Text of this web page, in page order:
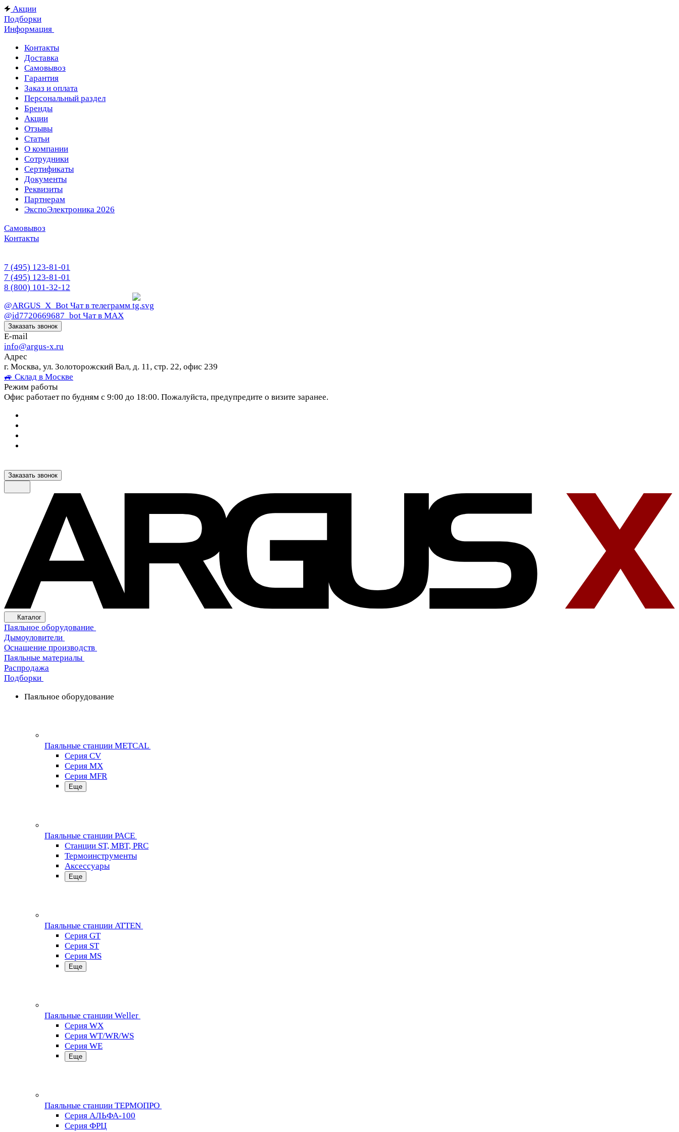
Акции
Подборки
Информация
Контакты
Доставка
Самовывоз
Гарантия
Заказ и оплата
Персональный раздел
Бренды
Акции
Отзывы
Статьи
О компании
Сотрудники
Сертификаты
Документы
Реквизиты
Партнерам
ЭкспоЭлектроника 2026
Самовывоз
Контакты
7 (495) 123-81-01
7 (495) 123-81-01
8 (800) 101-32-12
@ARGUS_X_Bot Чат в телеграмм
@id7720669687_bot Чат в МАХ
Заказать звонок
E-mail
info@argus-x.ru
Адрес
г. Москва, ул. Золоторожский Вал, д. 11, стр. 22, офис 239
🚙 Склад в Москве
Режим работы
Офис работает по будням с 9:00 до 18:00. Пожалуйста, предупредите о визите заранее.
Заказать звонок
Каталог
Паяльное оборудование
Дымоуловители
Оснащение производств
Паяльные материалы
Распродажа
Подборки
Паяльное оборудование
Паяльные станции METCAL
Серия CV
Серия MX
Серия MFR
Еще
Паяльные станции PACE
Станции ST, MBT, PRC
Термоинструменты
Аксессуары
Еще
Паяльные станции ATTEN
Серия GT
Серия ST
Серия MS
Еще
Паяльные станции Weller
Серия WX
Серия WT/WR/WS
Серия WE
Еще
Паяльные станции ТЕРМОПРО
Серия АЛЬФА-100
Серия ФРЦ